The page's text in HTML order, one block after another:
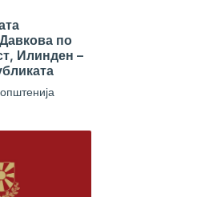
по
Илинден –